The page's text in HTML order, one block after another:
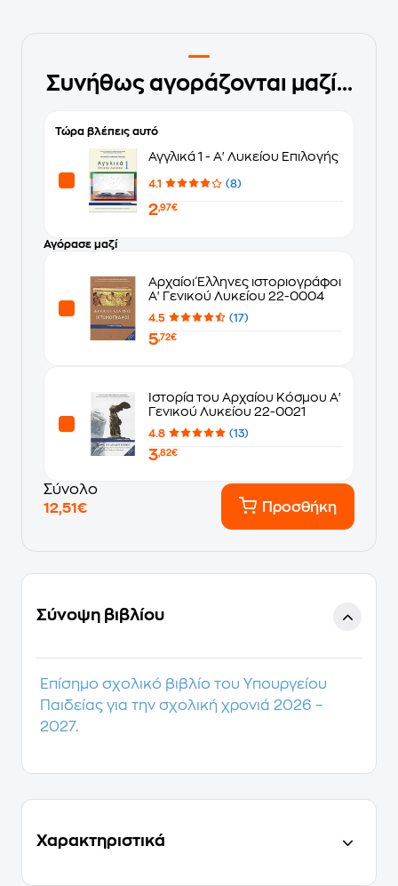
Συνήθως αγοράζονται μαζί...
Τώρα βλέπεις αυτό
Αγγλικά 1 - Α' Λυκείου Επιλογής
4.1 (8)
2,97€
Αγόρασε μαζί
Αρχαίοι Έλληνες ιστοριογράφοι
Α' Γενικού Λυκείου 22-0004
4.5 (17)
5,72€
Ιστορία του Αρχαίου Κόσμου Α'
Γενικού Λυκείου 22-0021
4.8 (13)
3,82€
Σύνολο
12,51€
Προσθήκη
Σύνοψη βιβλίου
Επίσημο σχολικό βιβλίο του Υπουργείου
Παιδείας για την σχολική χρονιά 2026 –
2027.
Χαρακτηριστικά